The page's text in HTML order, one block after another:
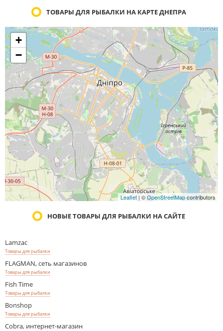
ТОВАРЫ ДЛЯ РЫБАЛКИ НА КАРТЕ ДНЕПРА
+
−
Leaflet | ©OpenStreetMapcontributors
НОВЫЕ ТОВАРЫ ДЛЯ РЫБАЛКИ НА САЙТЕ
Lamzac
Товары для рыбалки
FLAGMAN, сеть магазинов
Товары для рыбалки
Fish Time
Товары для рыбалки
Bonshop
Товары для рыбалки
Cobra, интернет-магазин